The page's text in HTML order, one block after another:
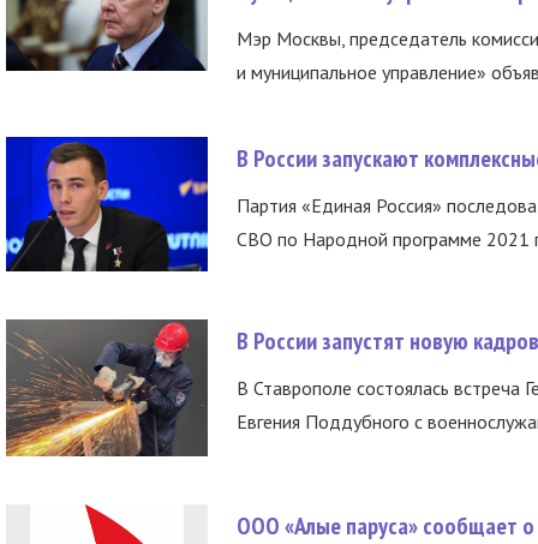
Мэр Москвы, председатель
и муниципальное управление»
В России запускают
Партия «Единая Россия»
СВО по Народной программе 2021
В России запустят новую
В Ставрополе состоялась встреча
Евгения Поддубного с
ООО «Алые паруса» сообщает о